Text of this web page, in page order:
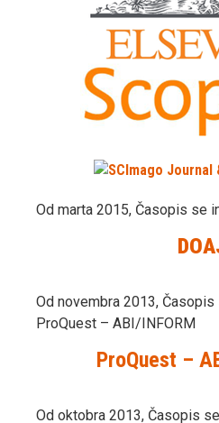
Od marta 2015, Časopis se
Od novembra 2013,
ProQuest – ABI/INFORM
ProQuest –
Od oktobra 2013, Časopis